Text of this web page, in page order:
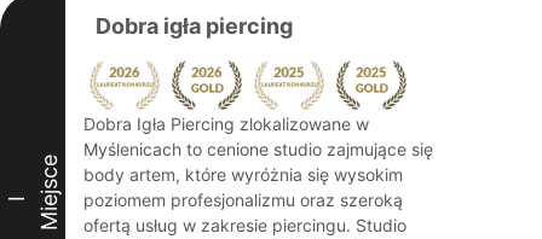
I Miejsce
Dobra igła piercing
Dobra Igła Piercing zlokalizowane w
Myślenicach to cenione studio zajmujące się
body artem, które wyróżnia się wysokim
poziomem profesjonalizmu oraz szeroką
ofertą usług w zakresie piercingu. Studio